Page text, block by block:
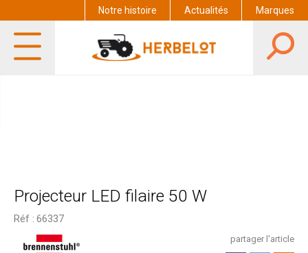
Notre histoire Actualités Marques
Projecteur LED filaire 50 W
Réf : 66337
partager l'article